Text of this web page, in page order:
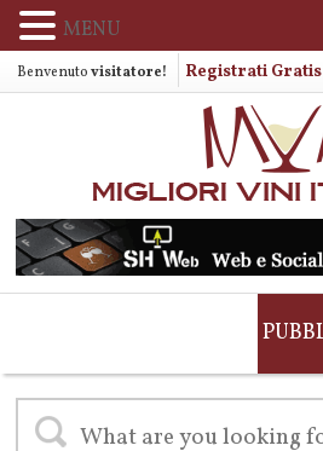
Benvenutovisitatore! Registrati Gratis
MENU